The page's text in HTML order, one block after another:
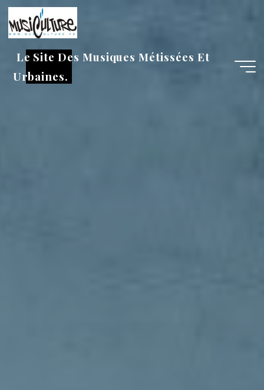
Aller
au
contenu
Le Site Des Musiques Métissées Et
Urbaines.